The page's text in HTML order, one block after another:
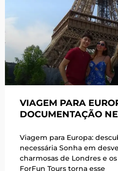
VIAGEM PARA
DOCUMENTAÇÃO
Viagem para Europa:
necessária Sonha em
charmosas de Londres e
ForFun Tours torna esse